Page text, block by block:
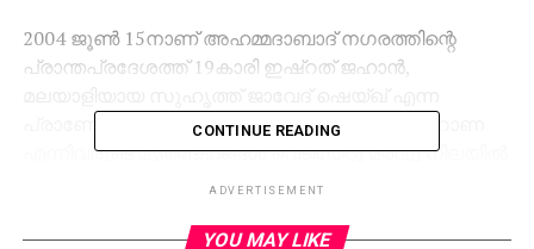
2004 ജൂണ്‍ 15നാണ് അഹമ്മദാബാദ് നഗരത്തിന്റെ
പ്രാന്തപ്രദേശത്ത് 19കാരി ഇഷ്‌റത് ജഹാന്‍,
പ്രാണേഷ് പിള്ളൈ, സീഷാന്‍ ജോഹര്‍, അംജദ് റാണ
എന്നിവരുടെ മൃതദേഹങ്ങള്‍ വെടിയേറ്റു മരിച്ചു നിലയില്‍
ഗുജറാത്ത് പൊലീസ് പ്രദര്‍ശിപ്പിച്ചത്. ഗുജറാത്ത്
വധിക്കാനെത്തിയ ലഷ്‌കര്‍ ഭീകരരെ ഏറ്റുമുട്ടലില്‍
CONTINUE READING
ADVERTISEMENT
YOU MAY LIKE